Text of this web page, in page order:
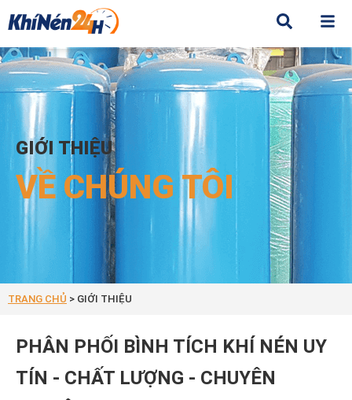
Giới thiệu
GIỚI THIỆU
VỀ CHÚNG TÔI
TRANG CHỦ > GIỚI THIỆU
PHÂN PHỐI BÌNH TÍCH KHÍ NÉN UY
TÍN - CHẤT LƯỢNG - CHUYÊN